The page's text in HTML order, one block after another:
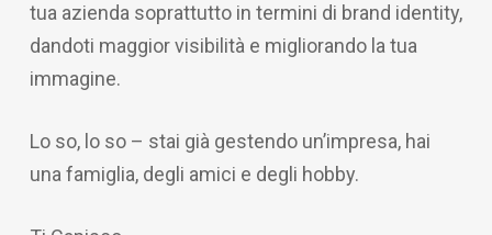
tua azienda soprattutto in termini di brand identity,
dandoti maggior visibilità e migliorando la tua
immagine.
Lo so, lo so – stai già gestendo un’impresa, hai
una famiglia, degli amici e degli hobby.